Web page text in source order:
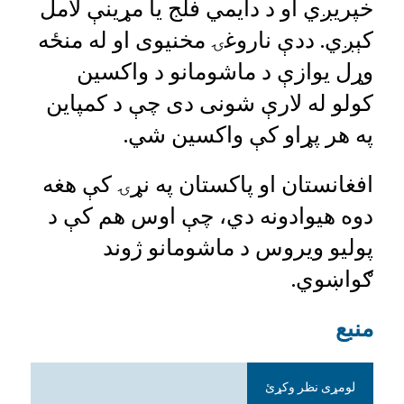
خپریږي او د دایمي فلج یا مړینې لامل
کېږي. ددې ناروغۍ مخنیوی او له منځه
وړل یوازې د ماشومانو د واکسین
کولو له لارې شونی دی چې د کمپاین
په هر پړاو کې واکسین شي.
افغانستان او پاکستان په نړۍ کې هغه
دوه هیوادونه دي، چې اوس هم کې د
پولیو ویروس د ماشومانو ژوند
ګواښوي.
منبع
لومړی نظر وکړئ